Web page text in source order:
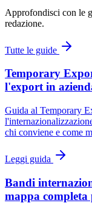
Approfondisci con le
redazione.
Tutte le guide
Temporary
l'export in
Guida al Temporary
chi conviene e come
Leggi guida
Bandi
mappa completa